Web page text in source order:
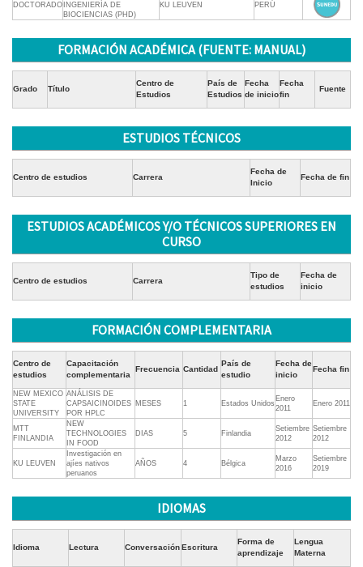
DOCTORADO INGENIERÍA DE
BIOCIENCIAS (PHD)
KU LEUVEN PERÚ
FORMACIÓN ACADÉMICA (FUENTE: MANUAL)
Grado Título
Centro de
Estudios
País de
Estudios
Fecha
de inicio
Fecha
fin
Fuente
ESTUDIOS TÉCNICOS
Centro de estudios Carrera
Fecha de
Inicio
Fecha de fin
ESTUDIOS ACADÉMICOS Y/O TÉCNICOS SUPERIORES EN
CURSO
Centro de estudios Carrera
Tipo de
estudios
Fecha de
inicio
FORMACIÓN COMPLEMENTARIA
Centro de
estudios
Capacitación
complementaria
Frecuencia Cantidad
País de
estudio
Fecha de
inicio
Fecha fin
NEW MEXICO
STATE
UNIVERSITY
ANÁLISIS DE
CAPSAICINOIDES
POR HPLC
MESES 1 Estados Unidos
Enero
2011
Enero 2011
MTT
FINLANDIA
NEW
TECHNOLOGIES
IN FOOD
DIAS 5 Finlandia
Setiembre
2012
Setiembre
2012
KU LEUVEN
Investigación en
ajíes nativos
peruanos
AÑOS 4 Bélgica
Marzo
2016
Setiembre
2019
IDIOMAS
Idioma Lectura ConversaciónEscritura
Forma de
aprendizaje
Lengua
Materna